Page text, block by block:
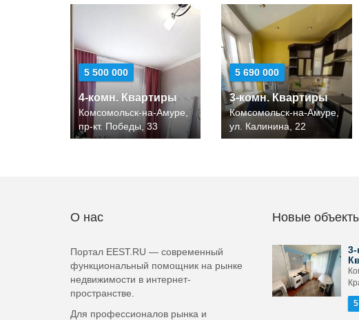
5 500 000
4-комн. Квартиры
Комсомольск-на-Амуре,
пр-кт. Победы, 33
5 690 000
3-комн. Квартиры
Комсомольск-на-Амуре,
ул. Калинина, 22
О нас
Портал EEST.RU — современный
функциональный помощник на рынке
недвижимости в интернет-
пространстве.
Для профессионалов рынка и
Новые